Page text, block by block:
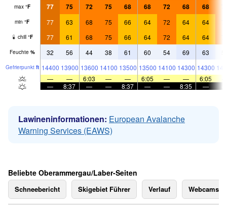
max °F 77 75 72 75 68 68 72 68 68
min °F 77 63 68 75 66 64 72 64 64
chill °F 77 61 68 75 66 64 72 64 64
Feuchte % 32 56 44 38 61 60 54 69 63
Gefrier­punkt ft 14400 13900 13600 14100 13500 13500 14100 14300 14300
—
— 6:03 — — 6:05 — — 6:05
—
8:37 — — 8:37 — — 8:35 —
Lawineninformationen: European Avalanche
Warning Services (EAWS)
Beliebte Oberammergau/Laber-Seiten
Schneebericht Skigebiet Führer Verlauf Webcams